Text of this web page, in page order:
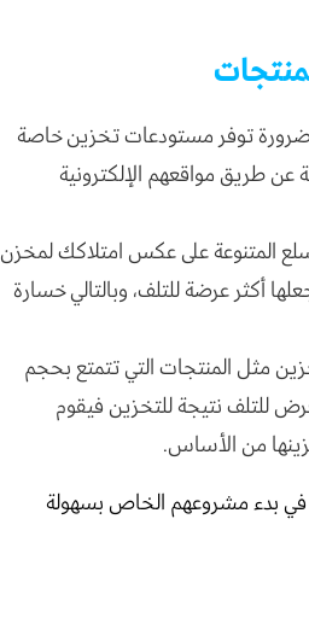
توفر مستودعات تخزين خاصة
عن طريق مواقعهم الإلكترونية
المتنوعة على عكس امتلاكك لمخزن
أكثر عرضة للتلف، وبالتالي خسارة
مثل المنتجات التي تتمتع بحجم
للتلف نتيجة للتخزين فيقوم
من الأساس.
في بدء مشروعهم الخاص بسهولة